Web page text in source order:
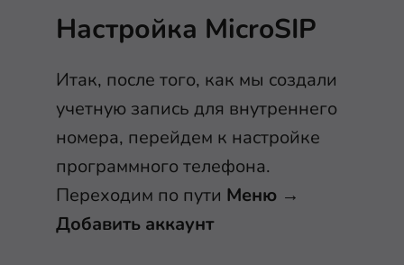
Настройка MicroSIP
Итак, после того, как мы создали
учетную запись для внутреннего
номера, перейдем к настройке
программного телефона.
Переходим по пути Меню →
Добавить аккаунт